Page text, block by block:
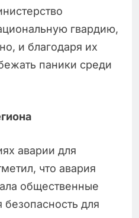
гвардию,
и благодаря их
паники среди
аварии для
что авария
общественные
для